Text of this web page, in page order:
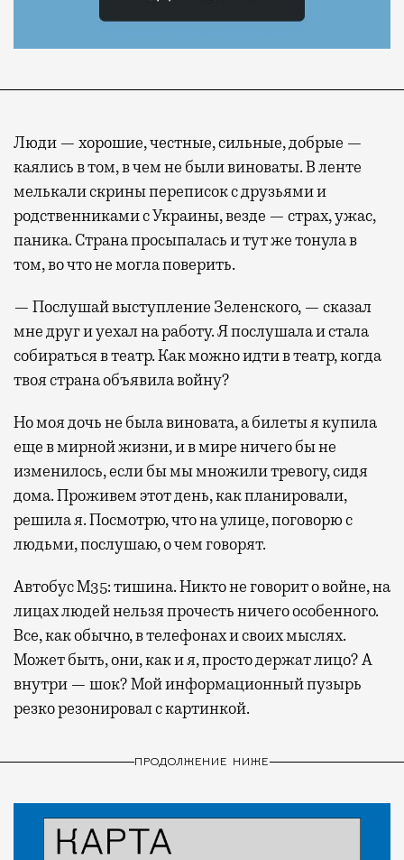
Люди — хорошие, честные, сильные, добрые —
каялись в том, в чем не были виноваты. В ленте
мелькали скрины переписок с друзьями и
родственниками с Украины, везде — страх, ужас,
паника. Страна просыпалась и тут же тонула в
том, во что не могла поверить.
— Послушай выступление Зеленского, — сказал
мне друг и уехал на работу. Я послушала и стала
собираться в театр. Как можно идти в театр, когда
твоя страна объявила войну?
Но моя дочь не была виновата, а билеты я купила
еще в мирной жизни, и в мире ничего бы не
изменилось, если бы мы множили тревогу, сидя
дома. Проживем этот день, как планировали,
решила я. Посмотрю, что на улице, поговорю с
людьми, послушаю, о чем говорят.
Автобус М35: тишина. Никто не говорит о войне, на
лицах людей нельзя прочесть ничего особенного.
Все, как обычно, в телефонах и своих мыслях.
Может быть, они, как и я, просто держат лицо? А
внутри — шок? Мой информационный пузырь
резко резонировал с картинкой.
ПРОДОЛЖЕНИЕ НИЖЕ